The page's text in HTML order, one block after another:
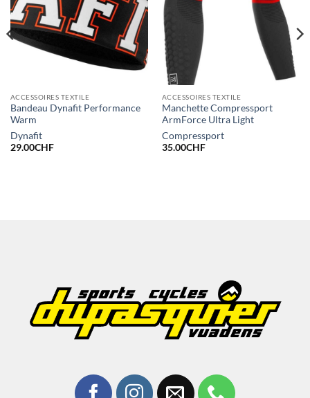
ACCESSOIRES TEXTILE
Bandeau Dynafit Performance
Warm
Dynafit
29.00CHF
ACCESSOIRES TEXTILE
Manchette Compressport
ArmForce Ultra Light
Compressport
35.00CHF